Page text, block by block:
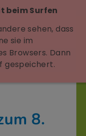
8.
beim Surfen
sehen, dass
sie im
Browsers. Dann
gespeichert.